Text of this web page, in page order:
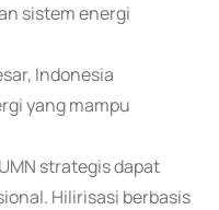
sistem energi
Indonesia
yang mampu
strategis dapat
Hilirisasi berbasis